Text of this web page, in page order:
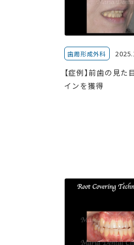
歯周形成外科
【症例】前歯の見
インを獲得